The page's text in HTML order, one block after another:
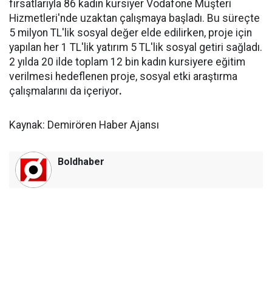
fırsatlarıyla 86 kadın kursiyer Vodafone Müşteri
Hizmetleri'nde uzaktan çalışmaya başladı. Bu süreçte
5 milyon TL'lik sosyal değer elde edilirken, proje için
yapılan her 1 TL'lik yatırım 5 TL'lik sosyal getiri sağladı.
2 yılda 20 ilde toplam 12 bin kadın kursiyere eğitim
verilmesi hedeflenen proje, sosyal etki araştırma
çalışmalarını da içeriyor.
Kaynak: Demirören Haber Ajansı
Boldhaber